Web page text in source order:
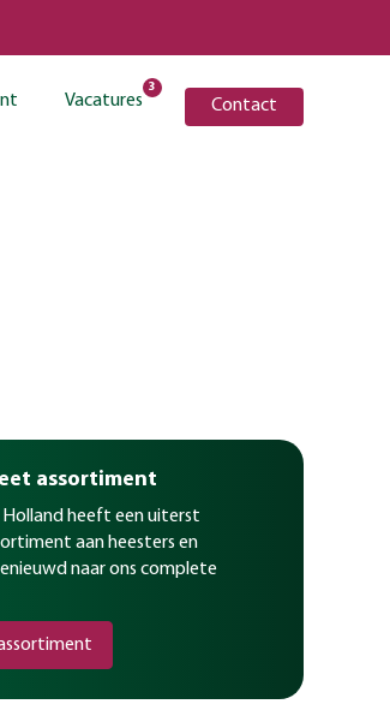
Vacatures
3
Contact
assortiment
Holland heeft een uiterst
aan heesters en
naar ons complete